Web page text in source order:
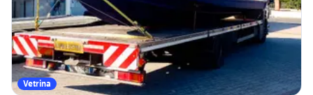
Vetrina